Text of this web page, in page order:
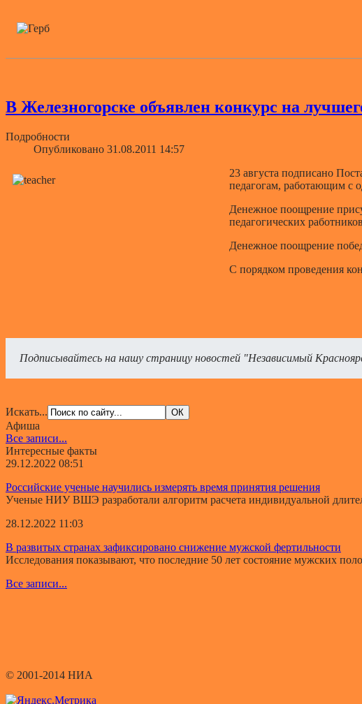
В Железногорске объявлен конкурс на
Подробности
Опубликовано 31.08.2011 14:57
23 августа подписано
педагогам, работающим с
Денежное поощрение
педагогических
Денежное поощрение
С порядком проведения
Подписывайтесь на нашу страницу новостей "Независимый
Искать...
Афиша
Все записи...
Интересные факты
29.12.2022 08:51
Российские ученые научились измерять время принятия решения
Ученые НИУ ВШЭ разработали алгоритм расчета индивидуальной
28.12.2022 11:03
В развитых странах зафиксировано снижение мужской фертильности
Исследования показывают, что последние 50 лет состояние мужских
Все записи...
© 2001-2014 НИА